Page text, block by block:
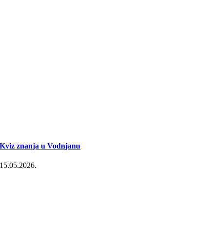
Kviz znanja u Vodnjanu
15.05.2026.